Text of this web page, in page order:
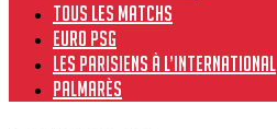
Tous les matchs
Euro PSG
Les Parisiens à l’international
Palmarès